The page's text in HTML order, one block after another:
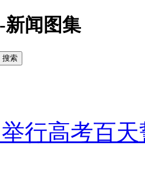
新闻图集
行高考百